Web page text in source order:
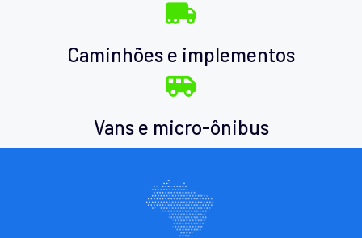
Caminhões e implementos
Vans e micro-ônibus